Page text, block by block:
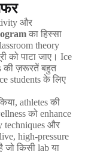
और
का हिस्सा
को पाटा जाए। Ice
की ज़रूरतें बहुत
students के लिए
, athletes की
को
techniques और
live, high-pressure
जो किसी lab या